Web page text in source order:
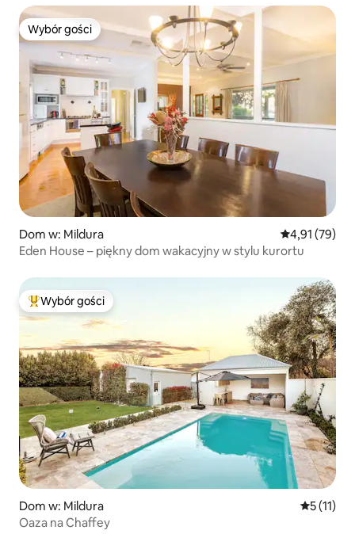
Wybór gości
Wybór gości
Dom w: Mildura Średnia
4,91 (79)
Eden House – piękny dom wakacyjny w stylu kurortu
Najpopularniejsze z kategorii Wybór gości
Wybór gości
Dom w: Mildura Średnia
5 (11)
Oaza na Chaffey